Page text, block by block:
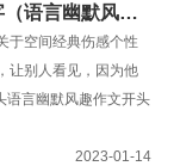
描写伤心的句子动词15字（语言幽默风趣作文开头）
空间经典伤感个性
别人看见，因为他
语言幽默风趣作文开头
2023-01-14